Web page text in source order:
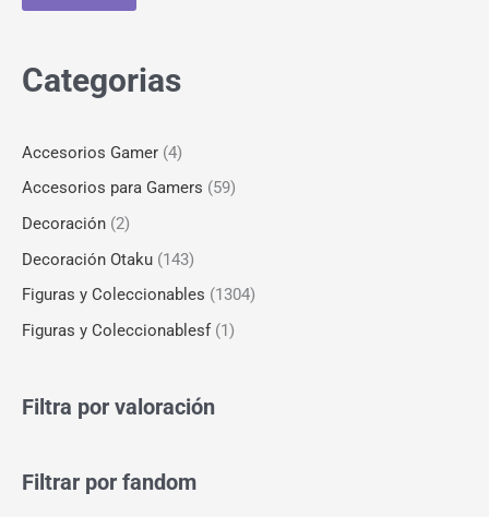
Categorias
Accesorios Gamer (4)
Accesorios para Gamers (59)
Decoración (2)
Decoración Otaku (143)
Figuras y Coleccionables (1304)
Figuras y Coleccionablesf (1)
Filtra por valoración
Filtrar por fandom